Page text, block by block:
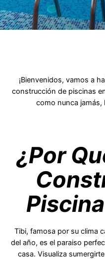
¡Bienvenidos, vamos a
construcción de piscinas
como nunca jamás,
¿Por
Tibi, famosa por su clima
del año, es el paraiso
casa. Visualiza